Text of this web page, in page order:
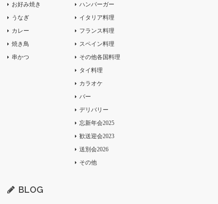
お好み焼き
うなぎ
カレー
焼き鳥
串かつ
ハンバーガー
イタリア料理
フランス料理
スペイン料理
その他各国料理
タイ料理
カラオケ
バー
デリバリー
忘新年会2025
歓送迎会2023
送別会2026
その他
BLOG